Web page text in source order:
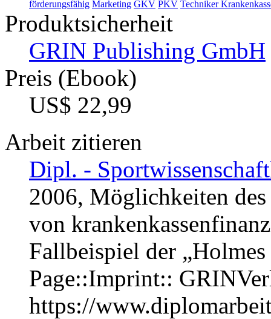
förderungsfähig Marketing GKV PKV Techniker
Produktsicherheit
GRIN Publishing GmbH
Preis (Ebook)
US$ 22,99
Arbeit zitieren
Dipl. -
2006, Möglichkeiten
von
Fallbeispiel der
Page::Imprint::
https://